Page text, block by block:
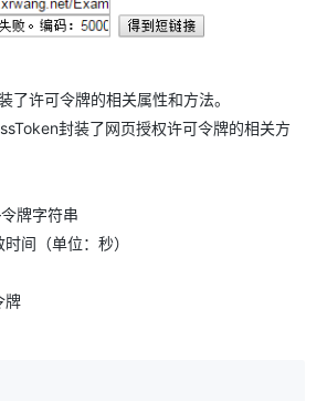
许可令牌的相关属性和方法。
封装了网页授权许可令牌的相关方
牌字符串
（单位：秒）